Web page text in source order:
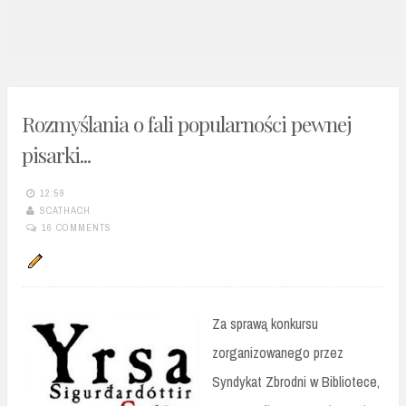
Rozmyślania o fali popularności pewnej
pisarki...
12:59
SCATHACH
16 COMMENTS
Za sprawą konkursu
zorganizowanego przez
Syndykat Zbrodni w Bibliotece,